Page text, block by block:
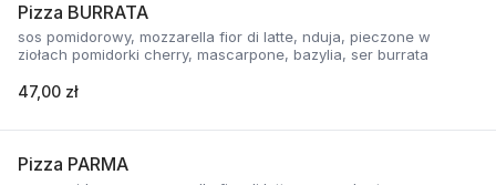
Pizza BURRATA
sos pomidorowy, mozzarella fior di latte, nduja, pieczone w
ziołach pomidorki cherry, mascarpone, bazylia, ser burrata
47,00 zł
Pizza PARMA